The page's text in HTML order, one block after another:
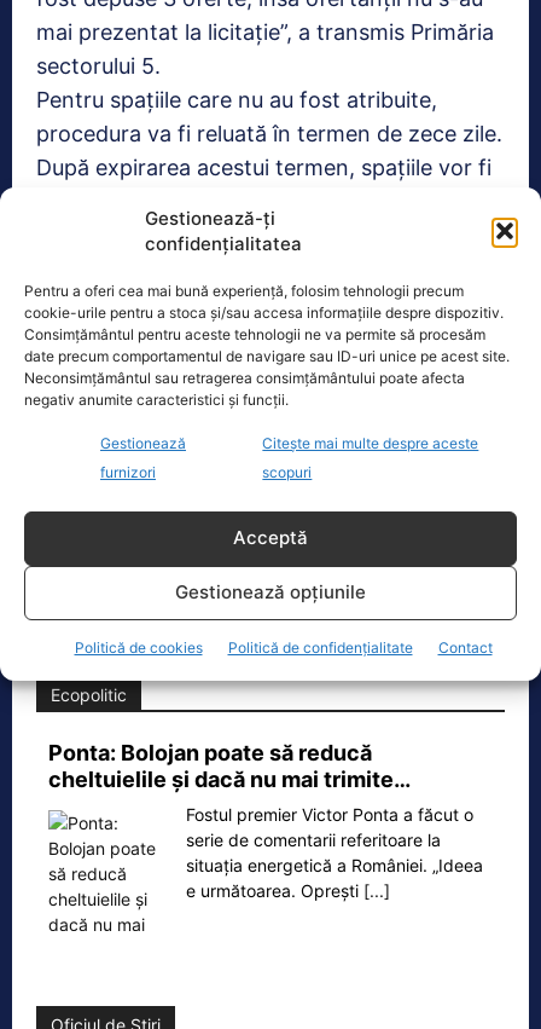
Gestionează-ți
confidențialitatea
Pentru a oferi cea mai bună experiență, folosim tehnologii precum
cookie-urile pentru a stoca și/sau accesa informațiile despre dispozitiv.
Consimțământul pentru aceste tehnologii ne va permite să procesăm
date precum comportamentul de navigare sau ID-uri unice pe acest site.
Neconsimțământul sau retragerea consimțământului poate afecta
negativ anumite caracteristici și funcții.
Gestionează
furnizori
Citește mai multe despre aceste
scopuri
Acceptă
Gestionează opțiunile
Politică de cookies Politică de confidențialitate Contact
mai prezentat la licitație”, a transmis Primăria
sectorului 5.
Pentru spațiile care nu au fost atribuite,
procedura va fi reluată în termen de zece zile.
După expirarea acestui termen, spațiile vor fi
se vor putea înscrie în termen de 30 de zile.
CRISTIAN POPESCU PIEDONE LICITAȚII PIATA RAHOVA
PIATA RAHOVA PRIMĂRIA SECTORULUI 5 SECTOR 5
TAVAN PIATA RAHOVA
Dronă doborâtă de un avion F‑16 în zona
Padina Buzău -…
O dronă a fost doborâtă vineri dimineață de un avion
F‑16 al Forțelor Aeriene Române, în zona Padina, în
Ecopolitic
Ponta: Bolojan poate să reducă
cheltuielile şi dacă nu mai trimite…
Fostul premier Victor Ponta a făcut o
serie de comentarii referitoare la
situația energetică a României. „Ideea
e următoarea. Oprești [...]